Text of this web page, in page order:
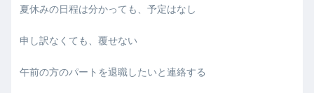
夏休みの日程は分かっても、予定はなし
申し訳なくても、覆せない
午前の方のパートを退職したいと連絡する